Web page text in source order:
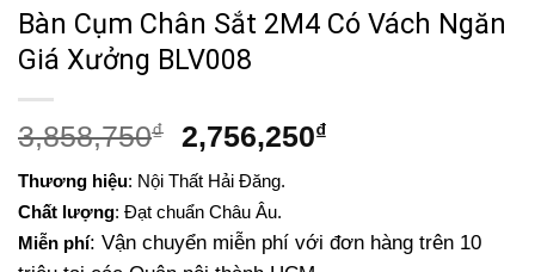
Bàn Cụm Chân Sắt 2M4 Có Vách Ngăn
Giá Xưởng BLV008
3,858,750₫
Giá
là:
3,858,750₫.
2,756,250₫Giá
2,756,250₫.
Thương hiệu: Nội Thất Hải Đăng.
Chất lượng: Đạt chuẩn Châu Âu.
Miễn phí: Vận chuyển miễn phí với đơn hàng trên 10